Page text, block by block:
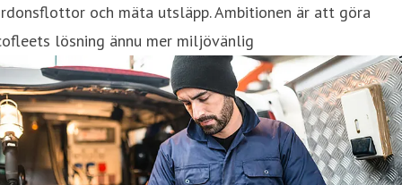
och mäta utsläpp. Ambitionen är att göra
lösning ännu mer miljövänlig